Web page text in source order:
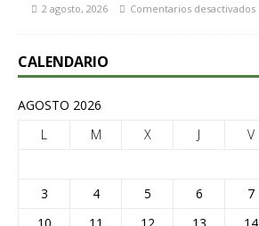
2 agosto, 2026 Comentarios desactivados
CALENDARIO
AGOSTO 2026
L
M X J V
3
4 5 6 7